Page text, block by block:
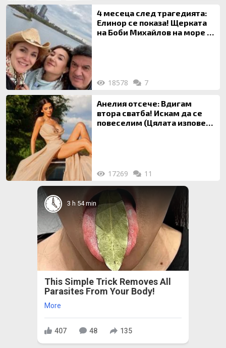
4 месеца след трагедията:
Елинор се показа! Щерката
на Боби Михайлов на море с
18578 7
Анелия отсече: Вдигам
втора сватба! Искам да се
повеселим (Цялата изповед
17269 11
3 h 54 min
This Simple Trick Removes All
Parasites From Your Body!
More
407 48 135